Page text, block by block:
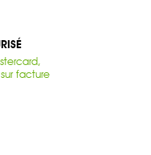
facture